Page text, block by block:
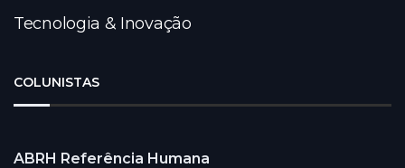
Tecnologia & Inovação
COLUNISTAS
ABRH Referência Humana